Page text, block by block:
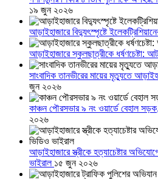
১৯ জুন ২০২৬
আড়াইহাজারে বিদ্যুৎস্পৃষ্টে
আড়াইহাজারে স্কুলছাত্রীকে ধর্ষণচেষ্টা:
সাংবাদিক তানভীরের মায়ের মৃত্যুতে
জুন ২০২৬
কাঞ্চন পৌরসভার ৯ নং ওয়ার্ডে বেহাল
২০২৬
আড়াইহাজারে স্ত্রীকে হত্যাচেষ্টার
ভাইরাল ১৫ জুন ২০২৬